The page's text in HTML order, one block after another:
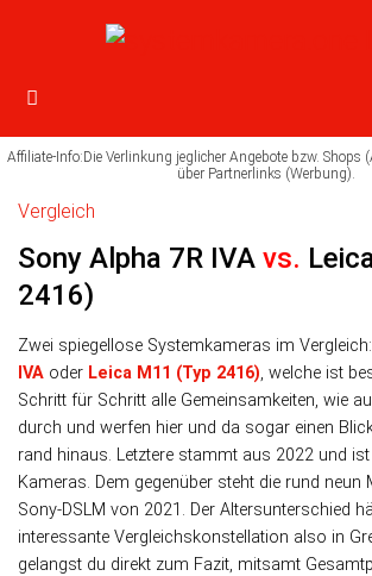
Vergleich
Sony Alpha 7R IVA vs.
2416)
Zwei spiegellose Systemkameras im Vergleich:
IVA oder Leica M11 (Typ 2416), wel­che ist
Schritt für Schritt alle Ge­mein­sam­kei­ten, wie
durch und wer­fen hier und da so­gar einen
rand hinaus. Letz­tere stammt aus 2022 und ist
Kameras. Dem ge­gen­über steht die rund neun
Sony-DSLM von 2021. Der Alters­unter­schied
interes­sante Ver­gleichs­kons­tel­la­tion also in
gelangst du direkt zum Fazit, mit­samt